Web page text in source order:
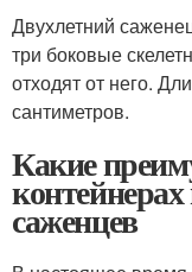
Двухлетний
три боковые
отходят от него.
сантиметров.
Какие
саженцев